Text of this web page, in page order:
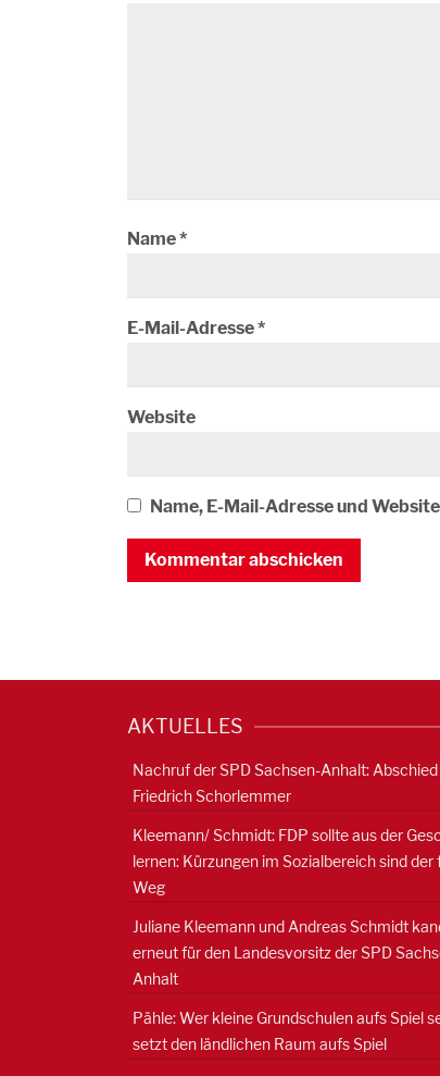
Name*
E-Mail-Adresse*
Website
Name, E-Mail-Adresse und
AKTUELLES
Nachruf der SPD Sachsen-Anhalt:
Friedrich Schorlemmer
Kleemann/ Schmidt: FDP sollte aus der
lernen: Kürzungen im Sozialbereich sind der
Weg
Juliane Kleemann und Andreas Schmidt
erneut für den Landesvorsitz der SPD
Anhalt
Pähle: Wer kleine Grundschulen aufs Spiel
setzt den ländlichen Raum aufs Spiel